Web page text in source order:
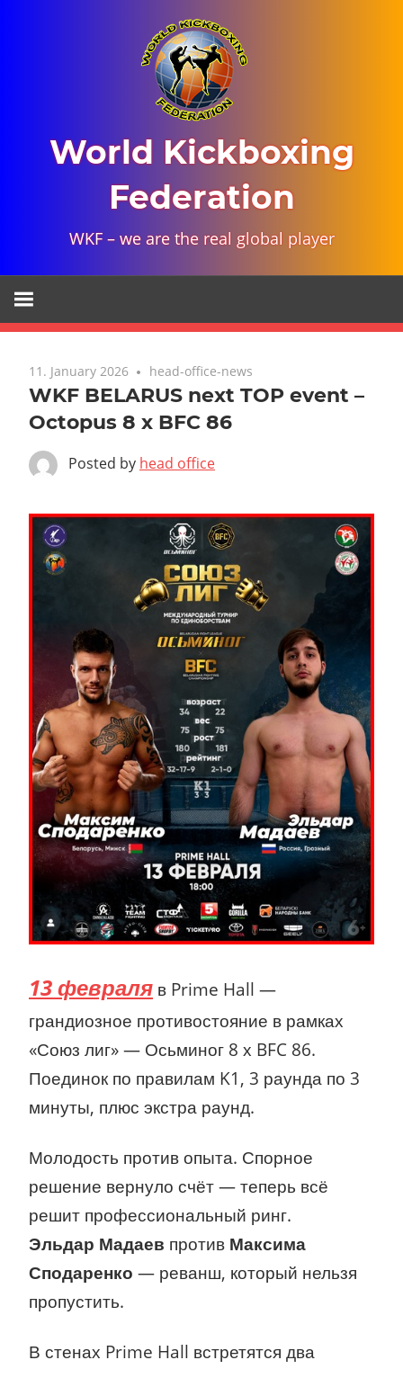
World Kickboxing
Federation
WKF – we are the real global player
11. January 2026 head-office-news
WKF BELARUS next TOP event –
Octopus 8 x BFC 86
Posted by head office
13 февраля в Prime Hall —
грандиозное противостояние в рамках
«Союз лиг» — Осьминог 8 х BFC 86.
Поединок по правилам K1, 3 раунда по 3
минуты, плюс экстра раунд.
Молодость против опыта. Спорное
решение вернуло счёт — теперь всё
решит профессиональный ринг.
Эльдар Мадаев против Максима
Сподаренко — реванш, который нельзя
пропустить.
В стенах Prime Hall встретятся два